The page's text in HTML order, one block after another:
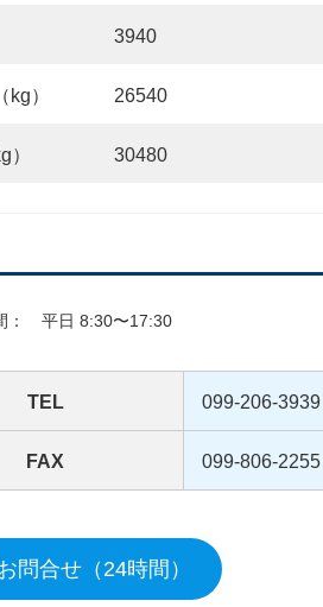
3940
） 26540
30480
日 8:30〜17:30
TEL 099-206-3939
FAX 099-806-2255
問合せ（24時間）